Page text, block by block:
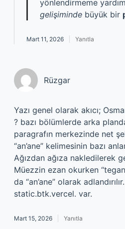
yönlendirmeme
gelişiminde büyük bir
Mart 11, 2026 Yanıtla
Rüzgar
Yazı genel olarak akıcı;
? bazı bölümlerde arka
paragrafın merkezinde net
“an’ane” kelimesinin bazı
Ağızdan ağıza nakledilerek
Müezzin ezan okurken
da “an’ane” olarak
static.btk.vercel. var.
Mart 15, 2026 Yanıtla